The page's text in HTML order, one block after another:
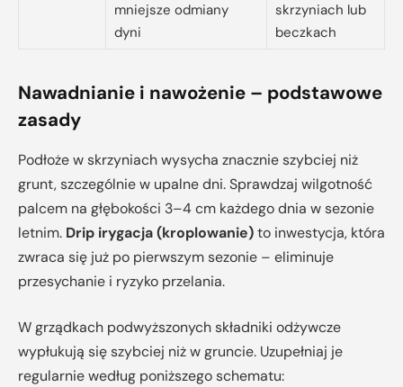
mniejsze odmiany
dyni
skrzyniach lub
beczkach
Nawadnianie i nawożenie – podstawowe
zasady
Podłoże w skrzyniach wysycha znacznie szybciej niż
grunt, szczególnie w upalne dni. Sprawdzaj wilgotność
palcem na głębokości 3–4 cm każdego dnia w sezonie
letnim. Drip irygacja (kroplowanie)to inwestycja, która
zwraca się już po pierwszym sezonie – eliminuje
przesychanie i ryzyko przelania.
W grządkach podwyższonych składniki odżywcze
wypłukują się szybciej niż w gruncie. Uzupełniaj je
regularnie według poniższego schematu: